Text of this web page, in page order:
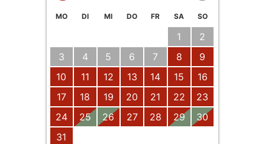
MO DI MI DO FR SA SO
1
2
3
4 5 6 7 8
9
10
11 12 13 14 15
16
17
18 19 20 21 22
23
24
25 26 27 28 29
30
31